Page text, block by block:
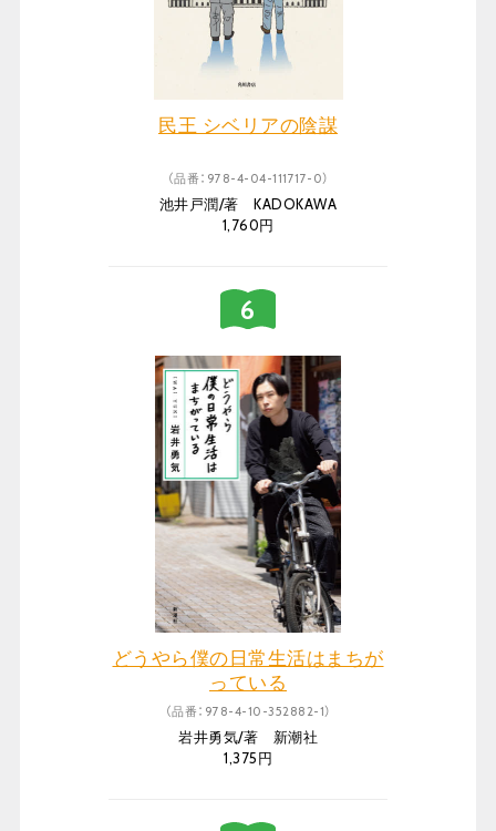
民王 シベリアの陰謀
（品番：978-4-04-111717-0）
池井戸潤/著 KADOKAWA
1,760円
どうやら僕の日常生活はまちが
っている
（品番：978-4-10-352882-1）
岩井勇気/著 新潮社
1,375円